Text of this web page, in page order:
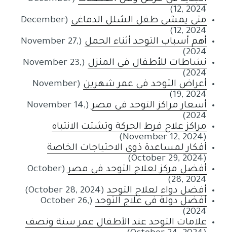
12, 2024)
متى يمشى طفل الشلل الدماغي
(December
12, 2024)
أهم أسباب التوحد أثناء الحمل
(November 27,
2024)
نشاطات للأطفال في المنزل
(November 23,
2024)
أعراض التوحد في عمر شهرين
(November
19, 2024)
أسعار مراكز التوحد في مصر
(November 14,
2024)
مراكز علاج فرط الحركة وتشتت الانتباه
(November 12, 2024)
أفكار لمساعدة ذوي الاحتياجات الخاصة
(October 29, 2024)
أفضل مركز لعلاج التوحد في مصر (October
28, 2024)
أفضل دواء لعلاج التوحد (October 28, 2024)
أفضل دولة في علاج التوحد
(October 26,
2024)
علامات التوحد عند الأطفال عمر سنة ونصف